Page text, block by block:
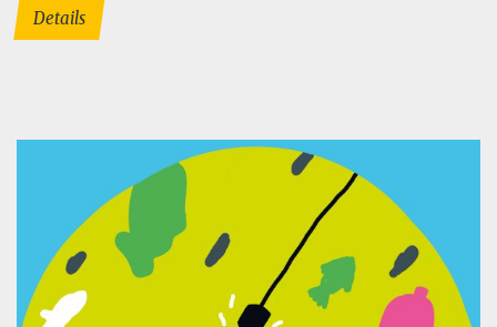
Details